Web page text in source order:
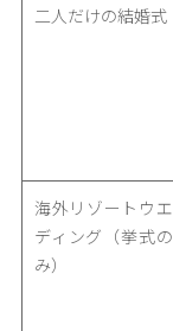
二人だけの結婚式
海外リゾートウエ
ディング （挙式の
み）